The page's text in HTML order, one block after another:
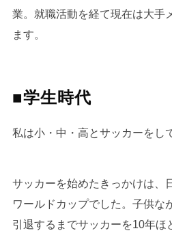
業。就職活動を経て現在は大手
ます。
■学生時代
私は小・中・高とサッカーをし
サッカーを始めたきっかけは、
ワールドカップでした。子供な
引退するまでサッカーを10年ほ